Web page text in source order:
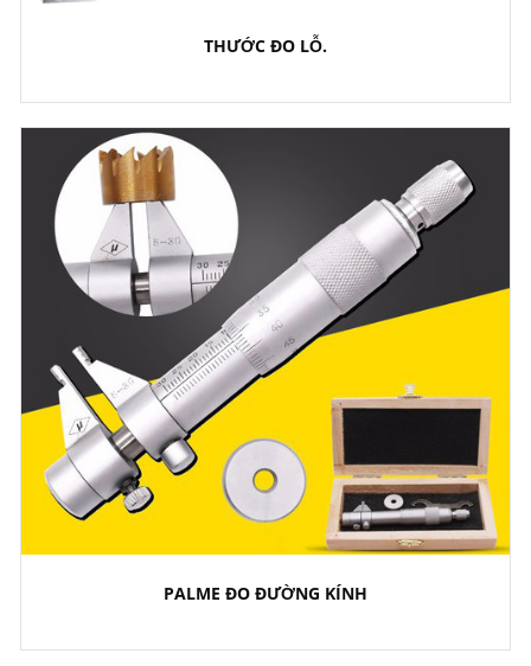
THƯỚC ĐO LỖ.
PALME ĐO ĐƯỜNG KÍNH